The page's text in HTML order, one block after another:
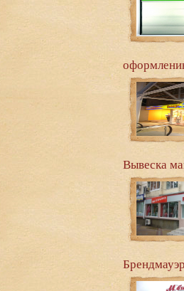
Вывеска